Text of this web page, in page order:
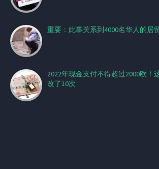
重要：此事关系到4000名华人的居
2022年现金支付不得超过2000欧！
改了10次